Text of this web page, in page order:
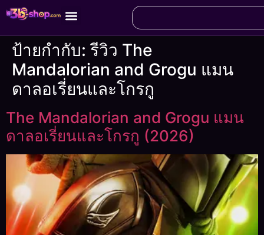
ป้ายกำกับ:รีวิว The
Mandalorian and Grogu แมน
ดาลอเรี่ยนและโกรกู
The Mandalorian and Grogu แมน
ดาลอเรี่ยนและโกรกู (2026)